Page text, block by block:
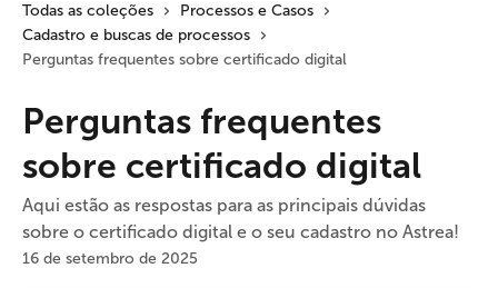
Todas as coleções
Processos e Casos
Cadastro e buscas de processos
Perguntas frequentes sobre certificado digital
Perguntas frequentes
sobre certificado digital
Aqui estão as respostas para as principais dúvidas
sobre o certificado digital e o seu cadastro no Astrea!
16 de setembro de 2025